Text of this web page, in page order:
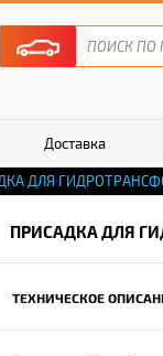
Доставка
ДЛЯ
ПРИСАДКА ДЛЯ
ТЕХНИЧЕСКОЕ